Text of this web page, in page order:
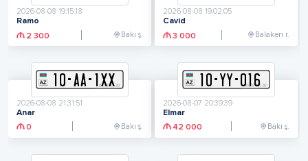
2026-08-08 19:15:18
Ramo
2 300
Bakı ş.
2026-08-08 19:02:05
Cavid
3 000
Balakən r.
10-AA-1XX
2026-08-08 21:31:51
Anar
0
Bakı ş.
10-YY-016
2026-08-07 20:39:39
Elmar
42 000
Bakı ş.